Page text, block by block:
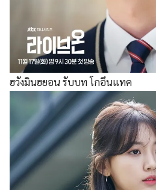
ฮวังมินฮยอน รับบท โกอึนแทค